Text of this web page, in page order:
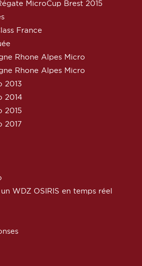
MicroCup Brest 2015
France
Rhone Alpes Micro
Rhone Alpes Micro
2013
2014
2015
2017
WDZ OSIRIS en temps réel